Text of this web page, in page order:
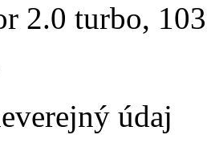
2.0 turbo,
údaj